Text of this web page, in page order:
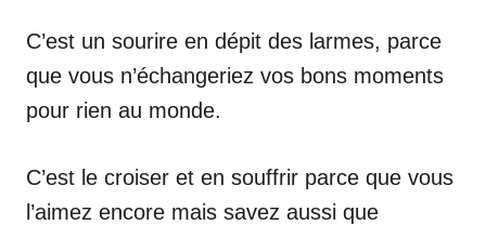
C’est un sourire en dépit des larmes, parce
que vous n’échangeriez vos bons moments
pour rien au monde.
C’est le croiser et en souffrir parce que vous
l’aimez encore mais savez aussi que